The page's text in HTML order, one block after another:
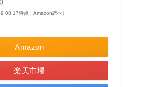
08:17時点 | Amazon調べ）
Amazon
楽天市場